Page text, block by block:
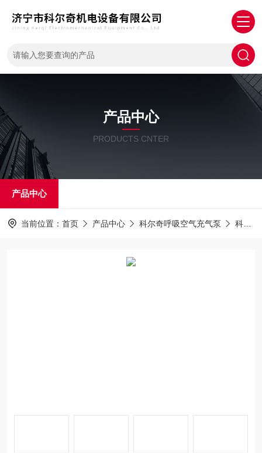
产品中心
PRODUCTS CNTER
产品中心
当前位置： 首页 产品中心 科尔奇呼吸空气充气泵 科尔奇充气泵